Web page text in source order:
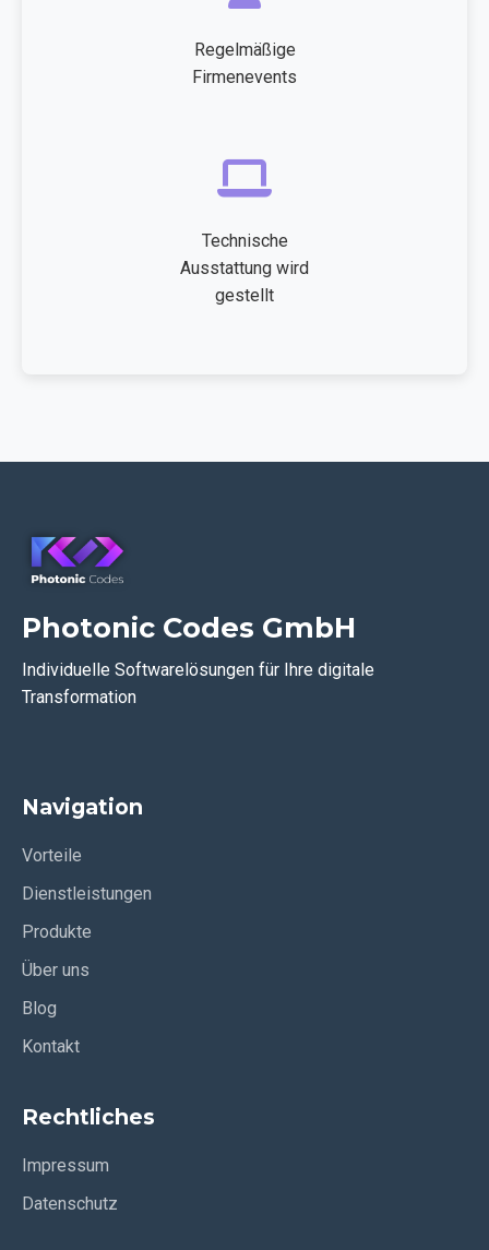
Regelmäßige
Firmenevents
Technische
Ausstattung wird
gestellt
Photonic Codes GmbH
Individuelle Softwarelösungen für Ihre digitale
Transformation
Navigation
Vorteile
Dienstleistungen
Produkte
Über uns
Blog
Kontakt
Rechtliches
Impressum
Datenschutz